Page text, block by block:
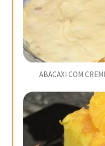
ABACAXI COM